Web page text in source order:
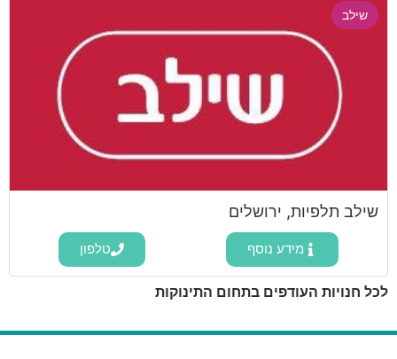
שילב
שילב תלפיות, ירושלים
מידע נוסף טלפון
לכל חנויות העודפים בתחום התינוקות